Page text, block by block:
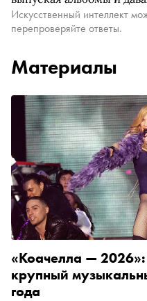
Искусственный интеллект
перепроверяйте ответы.
Материалы
«Коачелла —
крупный
года